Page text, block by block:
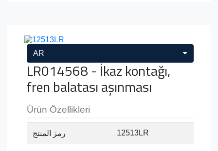
AR
LR014568 - İkaz kontağı,
fren balatası aşınması
Ürün Özellikleri
رمز المنتج 12513LR